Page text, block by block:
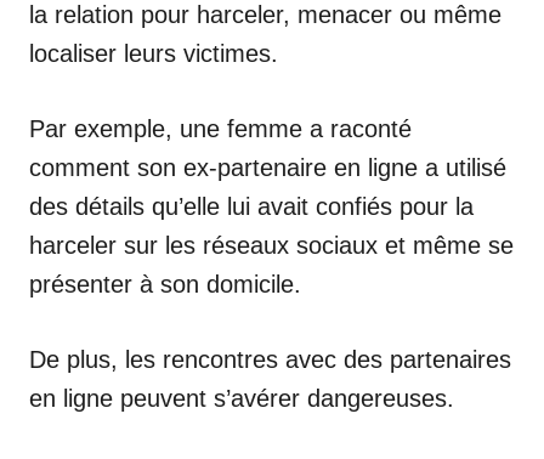
la relation pour harceler, menacer ou même
localiser leurs victimes.
Par exemple, une femme a raconté
comment son ex-partenaire en ligne a utilisé
des détails qu’elle lui avait confiés pour la
harceler sur les réseaux sociaux et même se
présenter à son domicile.
De plus, les rencontres avec des partenaires
en ligne peuvent s’avérer dangereuses.